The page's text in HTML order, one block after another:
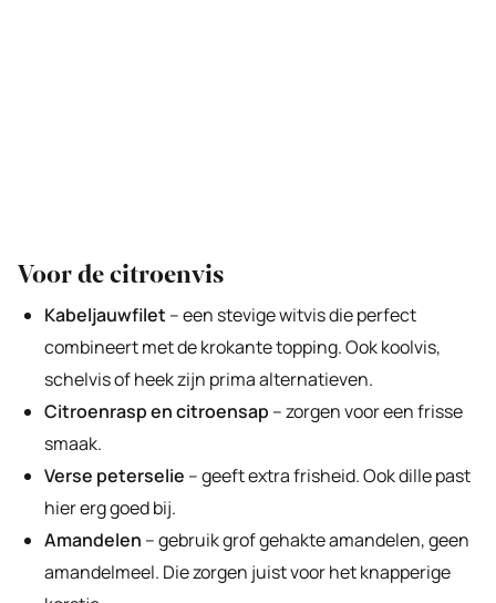
Voor de citroenvis
Kabeljauwfilet – een stevige witvis die perfect
combineert met de krokante topping. Ook koolvis,
schelvis of heek zijn prima alternatieven.
Citroenrasp en citroensap – zorgen voor een frisse
smaak.
Verse peterselie – geeft extra frisheid. Ook dille past
hier erg goed bij.
Amandelen – gebruik grof gehakte amandelen, geen
amandelmeel. Die zorgen juist voor het knapperige